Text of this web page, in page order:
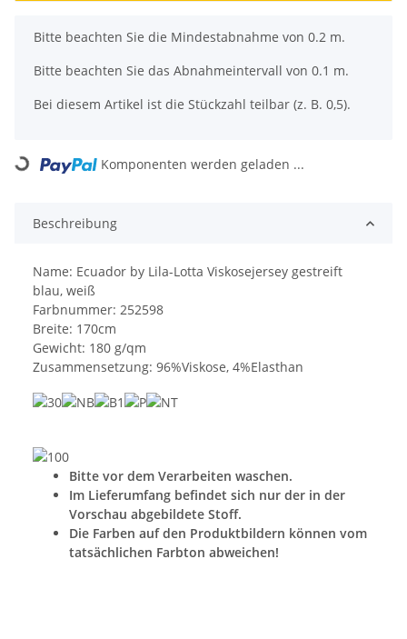
x
Bitte beachten Sie die Mindestabnahme von 0.2 m.
Bitte beachten Sie das Abnahmeintervall von 0.1 m.
Bei diesem Artikel ist die Stückzahl teilbar (z. B. 0,5).
Loading... Komponenten werden geladen ...
Beschreibung
Name: Ecuador by Lila-Lotta Viskosejersey gestreift
blau, weiß
Farbnummer: 252598
Breite: 170cm
Gewicht: 180 g/qm
Zusammensetzung: 96%Viskose, 4%Elasthan
Bitte vor dem Verarbeiten waschen.
Im Lieferumfang befindet sich nur der in der
Vorschau abgebildete Stoff.
Die Farben auf den Produktbildern können vom
tatsächlichen Farbton abweichen!